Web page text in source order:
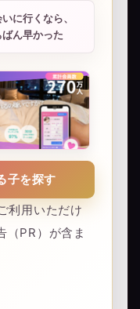
に行くなら、
ん早かった
子を探す
利用いただけ
（PR）が含ま